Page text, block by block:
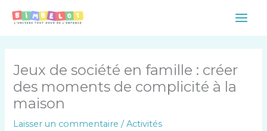
Main
Jeux de société en famille : créer
des moments de complicité à la
maison
Laisser un commentaire /Activités